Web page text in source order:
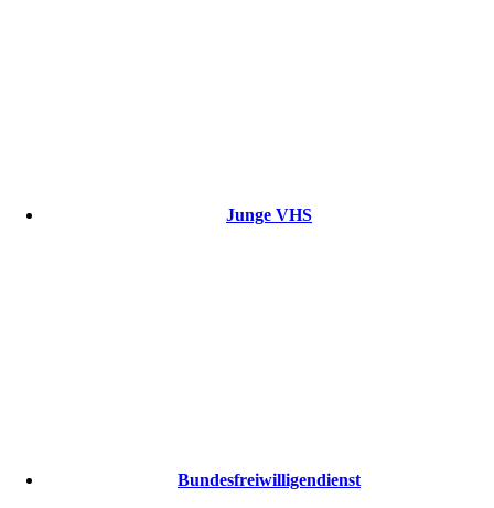
Junge VHS
Bundesfreiwilligendienst